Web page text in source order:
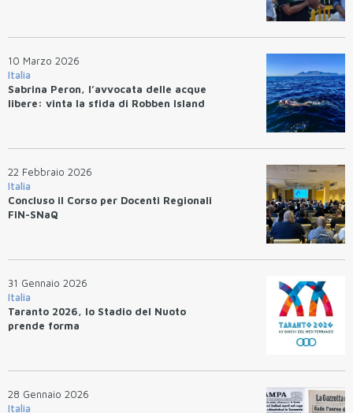
10 Marzo 2026
Italia
Sabrina Peron, l’avvocata delle acque
libere: vinta la sfida di Robben Island
22 Febbraio 2026
Italia
Concluso il Corso per Docenti Regionali
FIN-SNaQ
31 Gennaio 2026
Italia
Taranto 2026, lo Stadio del Nuoto
prende forma
28 Gennaio 2026
Italia